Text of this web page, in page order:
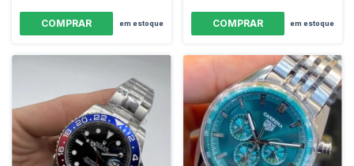
em estoque em estoque